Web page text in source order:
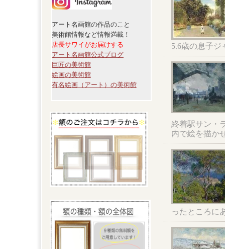
アート名画館の作品のこと
美術館情報など情報満載！
店長サワイがお届けする
アート名画館公式ブログ
巨匠の美術館
絵画の美術館
有名絵画（アート）の美術館
5.6歳の息子ジ
終着駅サン・
内で絵を描か
ったところに